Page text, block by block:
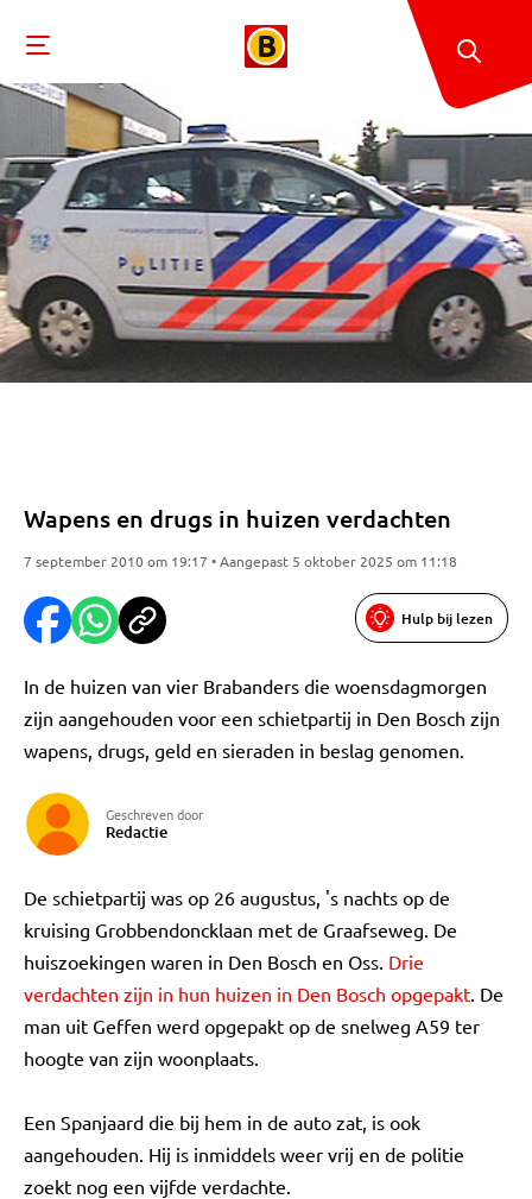
Wapens en drugs in huizen verdachten
7 september 2010 om 19:17 • Aangepast 5 oktober 2025 om 11:18
Hulp bij lezen
In de huizen van vier Brabanders die woensdagmorgen
zijn aangehouden voor een schietpartij in Den Bosch zijn
wapens, drugs, geld en sieraden in beslag genomen.
Geschreven door
Redactie
De schietpartij was op 26 augustus, 's nachts op de
kruising Grobbendoncklaan met de Graafseweg. De
huiszoekingen waren in Den Bosch en Oss. Drie
verdachten zijn in hun huizen in Den Bosch opgepakt. De
man uit Geffen werd opgepakt op de snelweg A59 ter
hoogte van zijn woonplaats.
Een Spanjaard die bij hem in de auto zat, is ook
aangehouden. Hij is inmiddels weer vrij en de politie
zoekt nog een vijfde verdachte.